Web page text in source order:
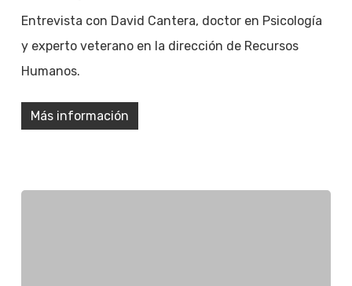
Entrevista con David Cantera, doctor en Psicología
y experto veterano en la dirección de Recursos
Humanos.
Más información